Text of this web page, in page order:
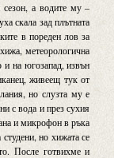
сезон, а водите му –
скала зад плътната
в пореден лов за
метеорологична
и на югозапад, извън
живеещ тук от
но слузта му е
с вода и през сухия
и микрофон в ръка
но хижата се
После готвихме и